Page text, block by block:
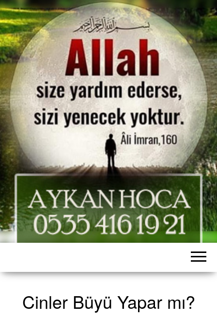
Cinler Büyü Yapar mı?